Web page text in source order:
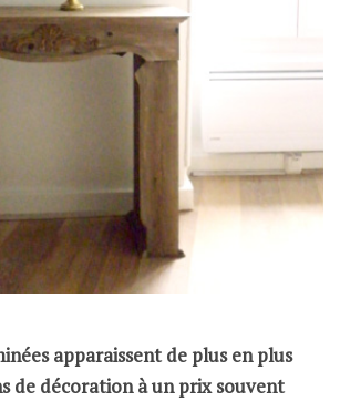
apparaissent de plus en plus
de décoration à un prix souvent